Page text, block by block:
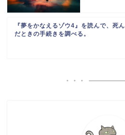
『夢をかなえるゾウ4』を読んで、死ん
だときの手続きを調べる。